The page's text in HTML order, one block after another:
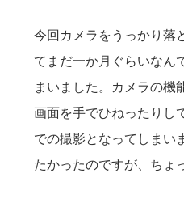
今回カメラをうっかり落
てまだ一か月ぐらいなん
まいました。カメラの機
画面を手でひねったりし
での撮影となってしまい
たかったのですが、ちょ